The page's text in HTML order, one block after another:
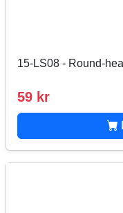
15-LS08 - Round-
59 kr